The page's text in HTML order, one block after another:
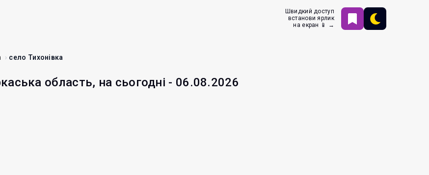
Швидкий доступ
встанови ярлик
на екран 📱 →
село Тихонівка
область, на сьогодні - 06.08.2026